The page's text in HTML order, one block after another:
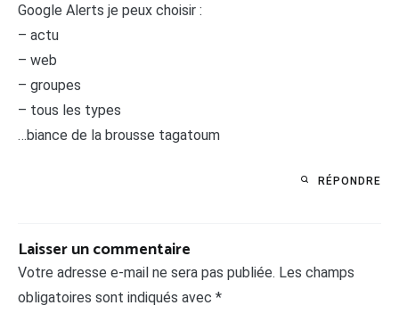
Google Alerts je peux choisir :
– actu
– web
– groupes
– tous les types
…biance de la brousse tagatoum
RÉPONDRE
Laisser un commentaire
Votre adresse e-mail ne sera pas publiée. Les champs
obligatoires sont indiqués avec *